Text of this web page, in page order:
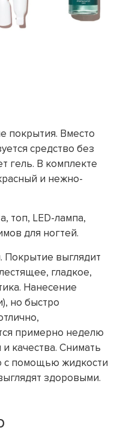
покрытия. Вместо
средство без
гель. В комплекте
и нежно-
топ, LED-лампа,
для ногтей.
Покрытие выглядит
гладкое,
Нанесение
но быстро
примерно неделю
качества. Снимать
с помощью жидкости
здоровыми.